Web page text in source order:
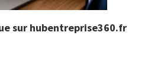
sur hubentreprise360.fr